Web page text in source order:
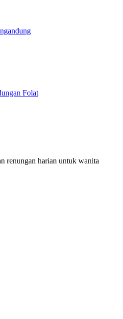
Folat
renungan harian untuk wanita